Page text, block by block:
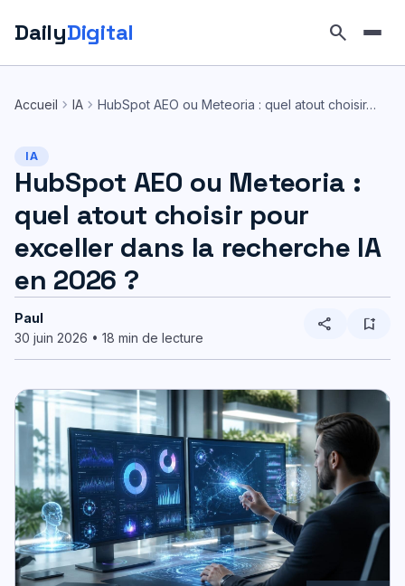
DailyDigital search
Accueil chevron_right IA chevron_right HubSpot AEO ou Meteoria : quel atout choisir…
IA
HubSpot AEO ou Meteoria :
quel atout choisir pour
exceller dans la recherche IA
en 2026 ?
Paul
30 juin 2026 • 18 min de lecture
share bookmark_add